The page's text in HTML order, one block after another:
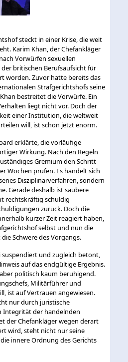
steckt in einer Krise, die weit
Karim Khan, der Chefankläger
Vorwürfen sexuellen
britischen Berufsaufsicht für
worden. Zuvor hatte bereits das
Strafgerichtshofs seine
bestreitet die Vorwürfe. Ein
liegt nicht vor. Doch der
einer Institution, die weltweit
will, ist schon jetzt enorm.
erklärte, die vorläufige
Wirkung. Nach den Regeln
Gremium den Schritt
Wochen prüfen. Es handelt sich
Disziplinarverfahren, sondern
Gerade deshalb ist saubere
rechtskräftig schuldig
zurück. Doch die
kurzer Zeit reagiert haben,
selbst und nun die
Schwere des Vorgangs.
suspendiert und zugleich betont,
auf das endgültige Ergebnis.
politisch kaum beruhigend.
Militärführer und
ist auf Vertrauen angewiesen.
nur durch juristische
Integrität der handelnden
der Chefankläger wegen derart
wird, steht nicht nur seine
innere Ordnung des Gerichts